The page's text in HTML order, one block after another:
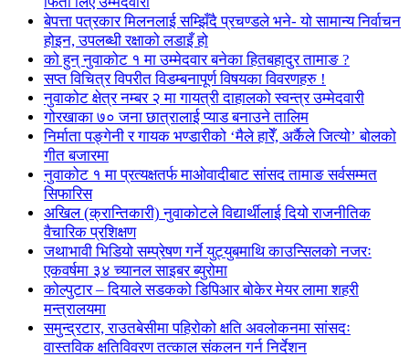
बेपत्ता पत्रकार मिलनलाई सम्झिँदै प्रचण्डले भने- यो सामान्य निर्वाचन
होइन, उपलब्धी रक्षाको लडाइँ हो
को हुन् नुवाकोट १ मा उम्मेदवार बनेका हितबहादुर तामाङ ?
सप्त विचित्र विपरीत विडम्बनापूर्ण विषयका विवरणहरु !
नुवाकोट क्षेत्र नम्बर २ मा गायत्री दाहालको स्वन्त्र उम्मेदवारी
गोरखाका ७० जना छात्रालाई प्याड बनाउने तालिम
निर्माता पङ्गेनी र गायक भण्डारीको ‘मैले हारेँ, अर्कैले जित्यो’ बोलको
गीत बजारमा
नुवाकोट १ मा प्रत्यक्षतर्फ माओवादीबाट सांसद तामाङ सर्वसम्मत
सिफारिस
अखिल (क्रान्तिकारी) नुवाकोटले विद्यार्थीलाई दियो राजनीतिक
वैचारिक प्रशिक्षण
जथाभावी भिडियो सम्प्रेषण गर्ने युट्युबमाथि काउन्सिलको नजरः
एकवर्षमा ३४ च्यानल साइबर ब्युरोमा
कोल्पुटार – दियाले सडकको डिपिआर बोकेर मेयर लामा शहरी
मन्त्रालयमा
समुन्द्रटार, राउतबेसीमा पहिरोको क्षति अवलोकनमा सांसदः
वास्तविक क्षतिविवरण तत्काल संकलन गर्न निर्देशन